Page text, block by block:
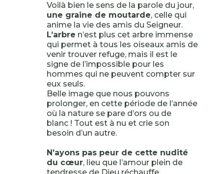
Voilà bien le sens de la parole du jour,
une graine de moutarde, celle qui
anime la vie des amis du Seigneur.
L’arbre n’est plus cet arbre immense
qui permet à tous les oiseaux amis de
venir trouver refuge, mais il est le
signe de l’impossible pour les
hommes qui ne peuvent compter sur
eux seuls.
Belle image que nous pouvons
prolonger, en cette période de l’année
où la nature se pare d’ors ou de
blanc ! Tout est à nu et crie son
besoin d’un autre.
N’ayons pas peur de cette nudité
du cœur, lieu que l’amour plein de